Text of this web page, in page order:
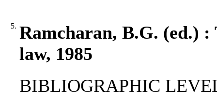
5. Ramcharan, B.G. (ed.)
law, 1985
BIBLIOGRAPHIC